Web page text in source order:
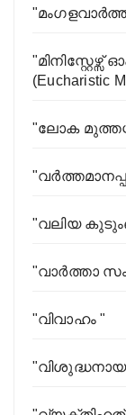
(Eucharistic
"ലോക
"വലിയ
"വാർത്താ
"വിവാഹം "